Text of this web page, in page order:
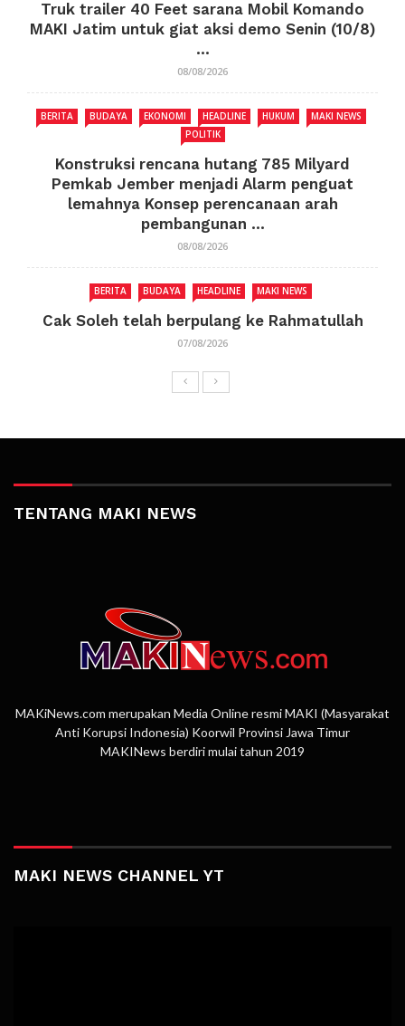
Truk trailer 40 Feet sarana Mobil Komando
MAKI Jatim untuk giat aksi demo Senin (10/8)
...
08/08/2026
BERITA BUDAYA EKONOMI HEADLINE HUKUM
MAKI NEWS
POLITIK
Konstruksi rencana hutang 785 Milyard
Pemkab Jember menjadi Alarm penguat
lemahnya Konsep perencanaan arah
pembangunan ...
08/08/2026
BERITA BUDAYA HEADLINE MAKI NEWS
Cak Soleh telah berpulang ke Rahmatullah
07/08/2026
TENTANG MAKI NEWS
MAKiNews.com merupakan Media Online resmi MAKI (Masyarakat
Anti Korupsi Indonesia) Koorwil Provinsi Jawa Timur
MAKINews berdiri mulai tahun 2019
MAKI NEWS CHANNEL YT